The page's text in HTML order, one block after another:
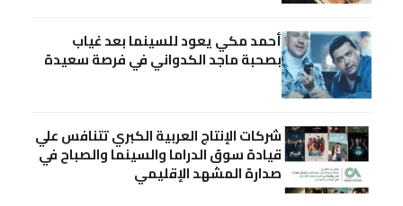
أحمد مكي يعود للسينما بعد غياب
بصحبة ماجد الكدواني في فرصة سعيدة
شركات الإنتاج العربية الكبري تتنافس علي
قيادة سوق الدراما والسينما والصباح في
صدارة المشهد الإقليمي